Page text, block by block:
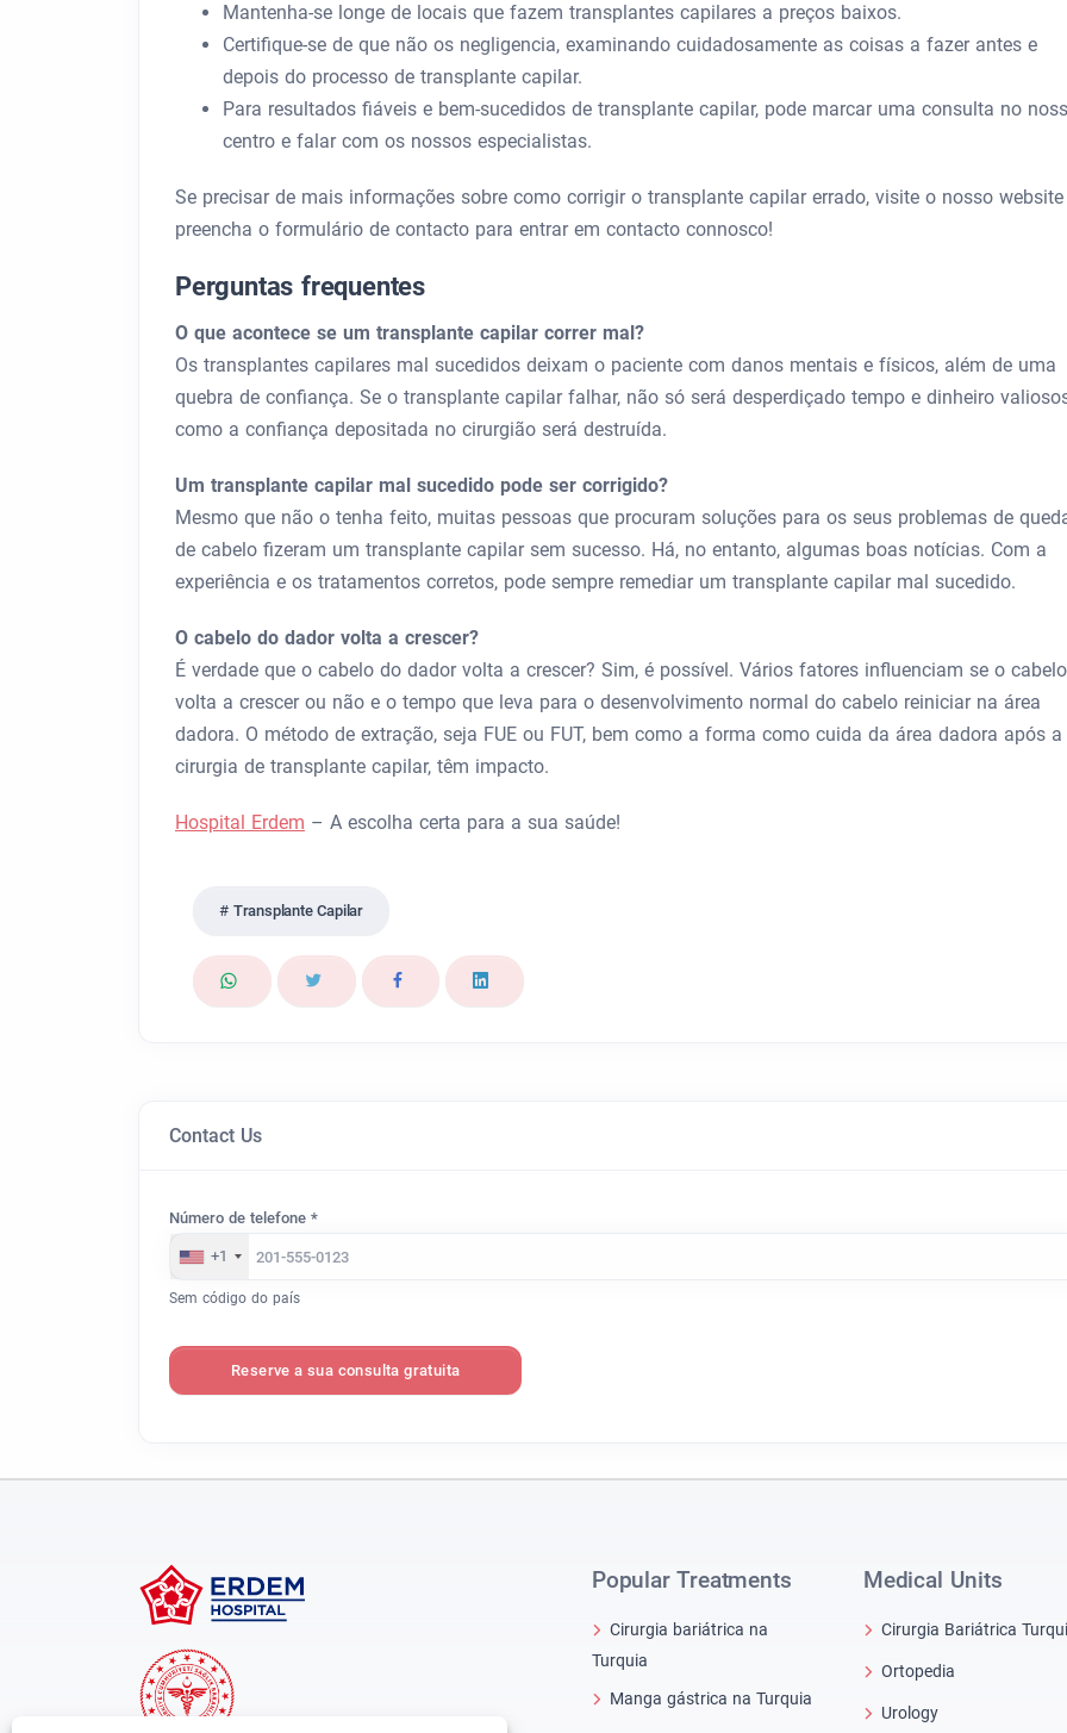
Mantenha-se longe de locais que fazem transplantes capilares a preços baixos.
Certifique-se de que não os negligencia, examinando cuidadosamente as coisas a fazer antes e
depois do processo de transplante capilar.
Para resultados fiáveis ​​e bem-sucedidos de transplante capilar, pode marcar uma consulta no
centro e falar com os nossos especialistas.
Se precisar de mais informações sobre como corrigir o transplante capilar errado, visite o nosso website
preencha o formulário de contacto para entrar em contacto connosco!
Perguntas frequentes
O que acontece se um transplante capilar correr mal?
Os transplantes capilares mal sucedidos deixam o paciente com danos mentais e físicos, além de uma
quebra de confiança. Se o transplante capilar falhar, não só será desperdiçado tempo e dinheiro
como a confiança depositada no cirurgião será destruída.
Um transplante capilar mal sucedido pode ser corrigido?
Mesmo que não o tenha feito, muitas pessoas que procuram soluções para os seus problemas de
de cabelo fizeram um transplante capilar sem sucesso. Há, no entanto, algumas boas notícias. Com a
experiência e os tratamentos corretos, pode sempre remediar um transplante capilar mal sucedido.
O cabelo do dador volta a crescer?
É verdade que o cabelo do dador volta a crescer? Sim, é possível. Vários fatores influenciam se o cabelo
volta a crescer ou não e o tempo que leva para o desenvolvimento normal do cabelo reiniciar na área
dadora. O método de extração, seja FUE ou FUT, bem como a forma como cuida da área dadora após a
cirurgia de transplante capilar, têm impacto.
Hospital Erdem – A escolha certa para a sua saúde!
Transplante Capilar
Contact Us
Número de telefone *
+1
Sem código do país
Reserve a sua consulta gratuita
Popular Treatments
Cirurgia bariátrica na
Turquia
Manga gástrica na Turquia
Medical Units
Cirurgia Bariátrica
Ortopedia
Urology